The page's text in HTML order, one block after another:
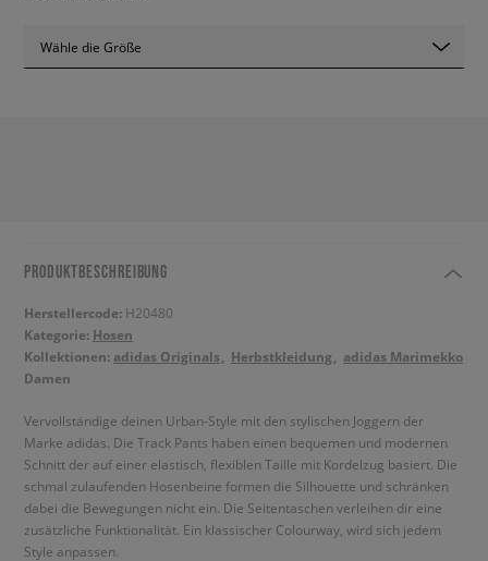
Wähle die Größe
PRODUKTBESCHREIBUNG
Herstellercode: H20480
Kategorie: Hosen
Kollektionen: adidas Originals Herbstkleidung
adidas Marimekko
Damen
Vervollständige deinen Urban-Style mit den stylischen Joggern der
Marke adidas. Die Track Pants haben einen bequemen und modernen
Schnitt der auf einer elastisch, flexiblen Taille mit Kordelzug basiert. Die
schmal zulaufenden Hosenbeine formen die Silhouette und schränken
dabei die Bewegungen nicht ein. Die Seitentaschen verleihen dir eine
zusätzliche Funktionalität. Ein klassischer Colourway, wird sich jedem
Style anpassen.